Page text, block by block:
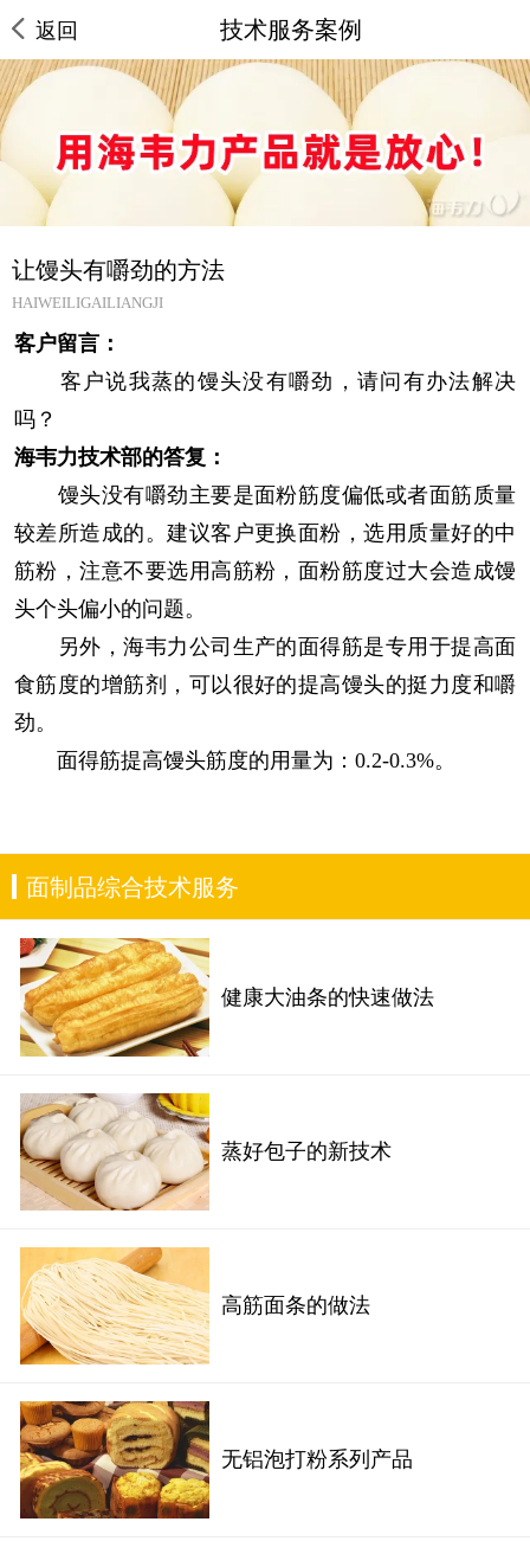
返回 技术服务案例
让馒头有嚼劲的方法
HAIWEILIGAILIANGJI
客户留言：
客户说我蒸的馒头没有嚼劲，请问有办法解决
吗？
海韦力技术部的答复：
馒头没有嚼劲主要是面粉筋度偏低或者面筋质量
较差所造成的。建议客户更换面粉，选用质量好的中
筋粉，注意不要选用高筋粉，面粉筋度过大会造成馒
头个头偏小的问题。
另外，海韦力公司生产的面得筋是专用于提高面
食筋度的增筋剂，可以很好的提高馒头的挺力度和嚼
劲。
面得筋提高馒头筋度的用量为：0.2-0.3%。
面制品综合技术服务
健康大油条的快速做法
蒸好包子的新技术
高筋面条的做法
无铝泡打粉系列产品